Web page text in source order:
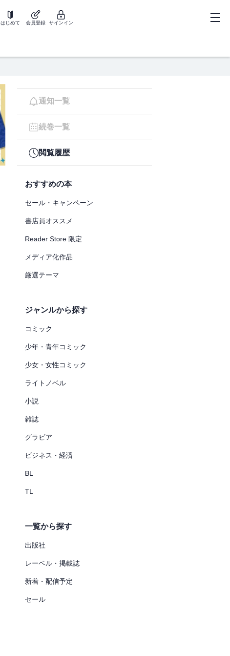
はじめて 会員登録 サインイン
通知一覧
続巻一覧
閲覧履歴
おすすめの本
セール・キャンペーン
書店員オススメ
Reader Store 限定
メディア化作品
厳選テーマ
ジャンルから探す
コミック
少年・青年コミック
少女・女性コミック
ライトノベル
小説
雑誌
グラビア
ビジネス・経済
BL
TL
一覧から探す
出版社
レーベル・掲載誌
新着・配信予定
セール